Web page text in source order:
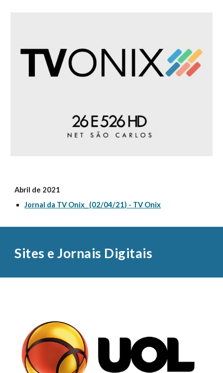
Abril de 2021
Jornal da TV Onix_ (02/04/21) - TV Onix
Sites e Jornais Digitais